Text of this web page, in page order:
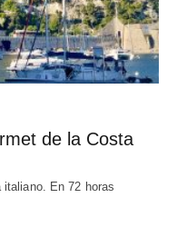
de la Costa
En 72 horas